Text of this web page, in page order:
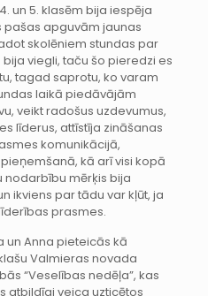
un 5. klasēm bija iespēja
pašas apguvām jaunas
skolēniem stundas par
viegli, taču šo pieredzi es
tagad saprotu, ko varam
laikā piedāvājām
veikt radošus uzdevumus,
līderus, attīstīja zināšanas
komunikācijā,
kā arī visi kopā
nodarbību mērķis bija
ikviens par tādu var kļūt, ja
prasmes.
un Anna pieteicās kā
Valmieras novada
“Veselības nedēļa”, kas
atbildīgi veica uzticētos